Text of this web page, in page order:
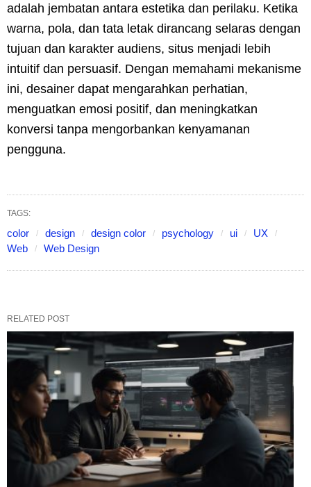
adalah jembatan antara estetika dan perilaku. Ketika
warna, pola, dan tata letak dirancang selaras dengan
tujuan dan karakter audiens, situs menjadi lebih
intuitif dan persuasif. Dengan memahami mekanisme
ini, desainer dapat mengarahkan perhatian,
menguatkan emosi positif, dan meningkatkan
konversi tanpa mengorbankan kenyamanan
pengguna.
TAGS:
color design design color psychology ui
UX
Web
Web Design
RELATED POST